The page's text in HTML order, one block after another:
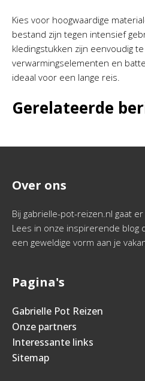
Kies voor hoogwaardige
bestand zijn tegen intensief
kledingstukken zijn eenvoudig
verwarmingselementen en
ideaal voor een lange reis.
Gerelateerde
Over ons
Bij gabrielle-pot-reizen.nl gaat
Lees in onze inspirerende blog
een geweldige vorm aan je
Pagina's
Gabrielle Pot Reizen
Onze partners
Interessante links
Sitemap